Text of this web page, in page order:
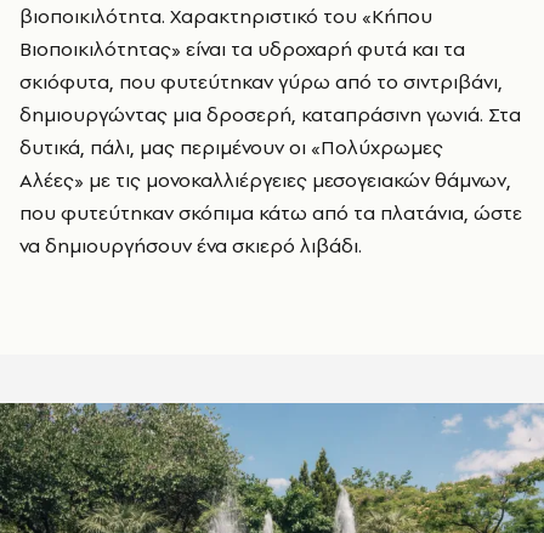
βιοποικιλότητα. Χαρακτηριστικό του «Κήπου
Βιοποικιλότητας» είναι τα υδροχαρή φυτά και τα
σκιόφυτα, που φυτεύτηκαν γύρω από το σιντριβάνι,
δημιουργώντας μια δροσερή, καταπράσινη γωνιά. Στα
δυτικά, πάλι, μας περιμένουν οι «Πολύχρωμες
Αλέες» με τις μονοκαλλιέργειες μεσογειακών θάμνων,
που φυτεύτηκαν σκόπιμα κάτω από τα πλατάνια, ώστε
να δημιουργήσουν ένα σκιερό λιβάδι.